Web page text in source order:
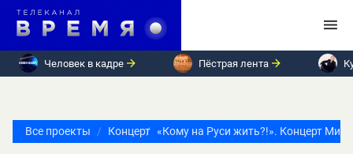
Человек в кадре Пёстрая лента
Все проекты Концерт «Кому на Руси жить?!». Концерт